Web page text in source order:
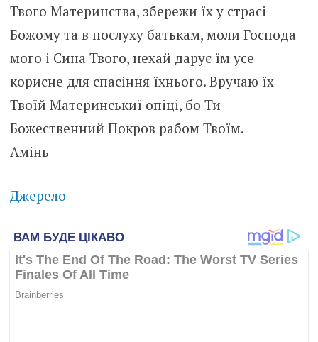
Твого Материнства, збережи їх у страсі
Божому та в послуху батькам, моли Господа
мого і Сина Твого, нехай дарує їм усе
корисне для спасіння їхнього. Вручаю їх
Твоїй Материнськиї опіці, бо Ти —
Божественний Покров рабом Твоїм.
Амінь
Джерело